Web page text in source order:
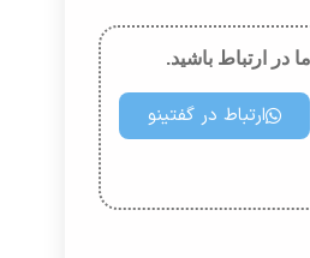
در ارتباط باشید.
ارتباط در گفتینو